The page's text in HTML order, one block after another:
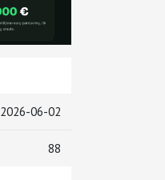
2026-06-02
88